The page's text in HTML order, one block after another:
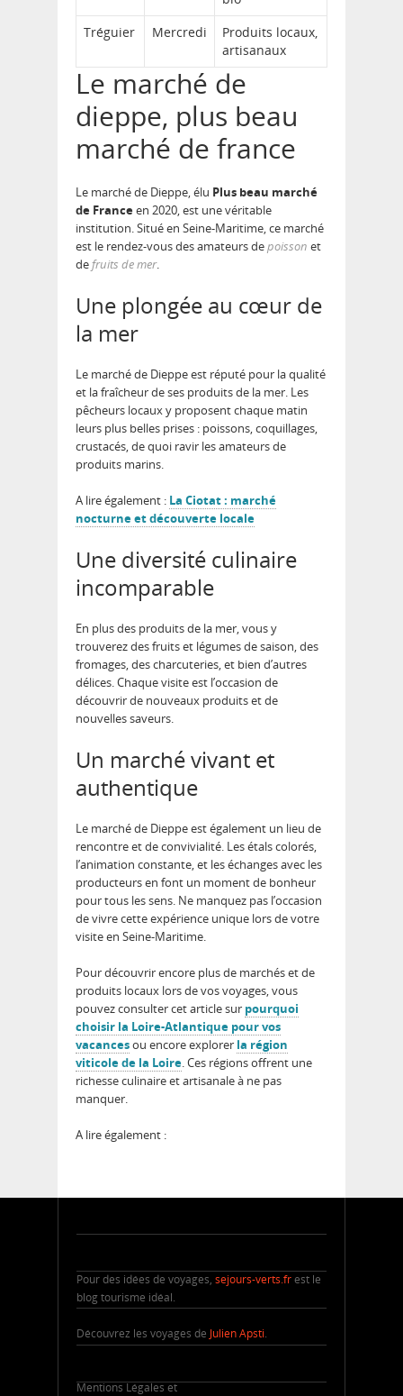
Tréguier
Mercredi
Produits locaux,
artisanaux
Le marché de
dieppe, plus beau
marché de france
Le marché de Dieppe, élu Plus beau marché
de Franceen 2020, est une véritable
institution. Situé en Seine-Maritime, ce marché
est le rendez-vous des amateurs depoisson et
defruits de mer.
Une plongée au cœur de
la mer
Le marché de Dieppe est réputé pour la qualité
et la fraîcheur de ses produits de la mer. Les
pêcheurs locaux y proposent chaque matin
leurs plus belles prises : poissons, coquillages,
crustacés, de quoi ravir les amateurs de
produits marins.
A lire également : La Ciotat : marché
nocturne et découverte locale
Une diversité culinaire
incomparable
En plus des produits de la mer, vous y
trouverez des fruits et légumes de saison, des
fromages, des charcuteries, et bien d’autres
délices. Chaque visite est l’occasion de
découvrir de nouveaux produits et de
nouvelles saveurs.
Un marché vivant et
authentique
Le marché de Dieppe est également un lieu de
rencontre et de convivialité. Les étals colorés,
l’animation constante, et les échanges avec les
producteurs en font un moment de bonheur
pour tous les sens. Ne manquez pas l’occasion
de vivre cette expérience unique lors de votre
visite en Seine-Maritime.
Pour découvrir encore plus de marchés et de
produits locaux lors de vos voyages, vous
pouvez consulter cet article sur pourquoi
choisir la Loire-Atlantique pour vos
vacancesou encore explorer la région
viticole de la Loire. Ces régions offrent une
richesse culinaire et artisanale à ne pas
manquer.
A lire également :
Pour des idées de voyages, sejours-verts.frest le
blog tourisme idéal.
Découvrez les voyages de Julien Apsti.
Mentions Légales et